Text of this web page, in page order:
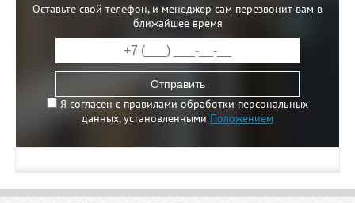
Оставьте свой телефон, и менеджер сам перезвонит вам в
ближайшее время
Отправить
Я согласен с правилами обработки персональных
данных, установленными Положением